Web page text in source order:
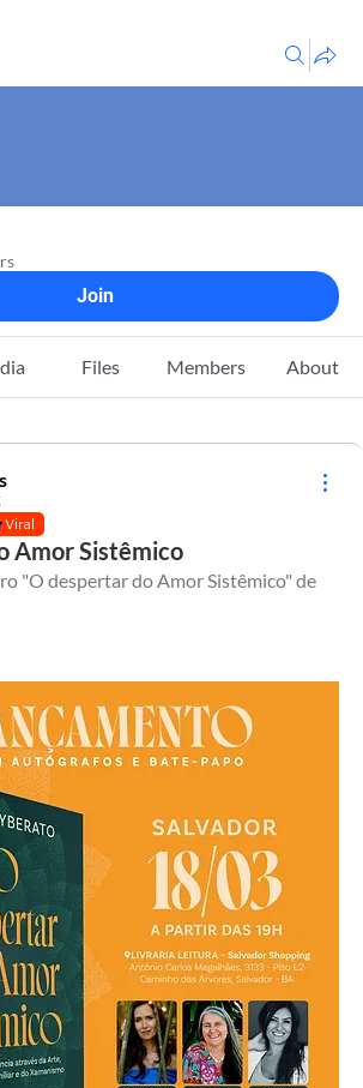
Join
Files Members About
Viral
Amor Sistêmico
"O despertar do Amor Sistêmico" de